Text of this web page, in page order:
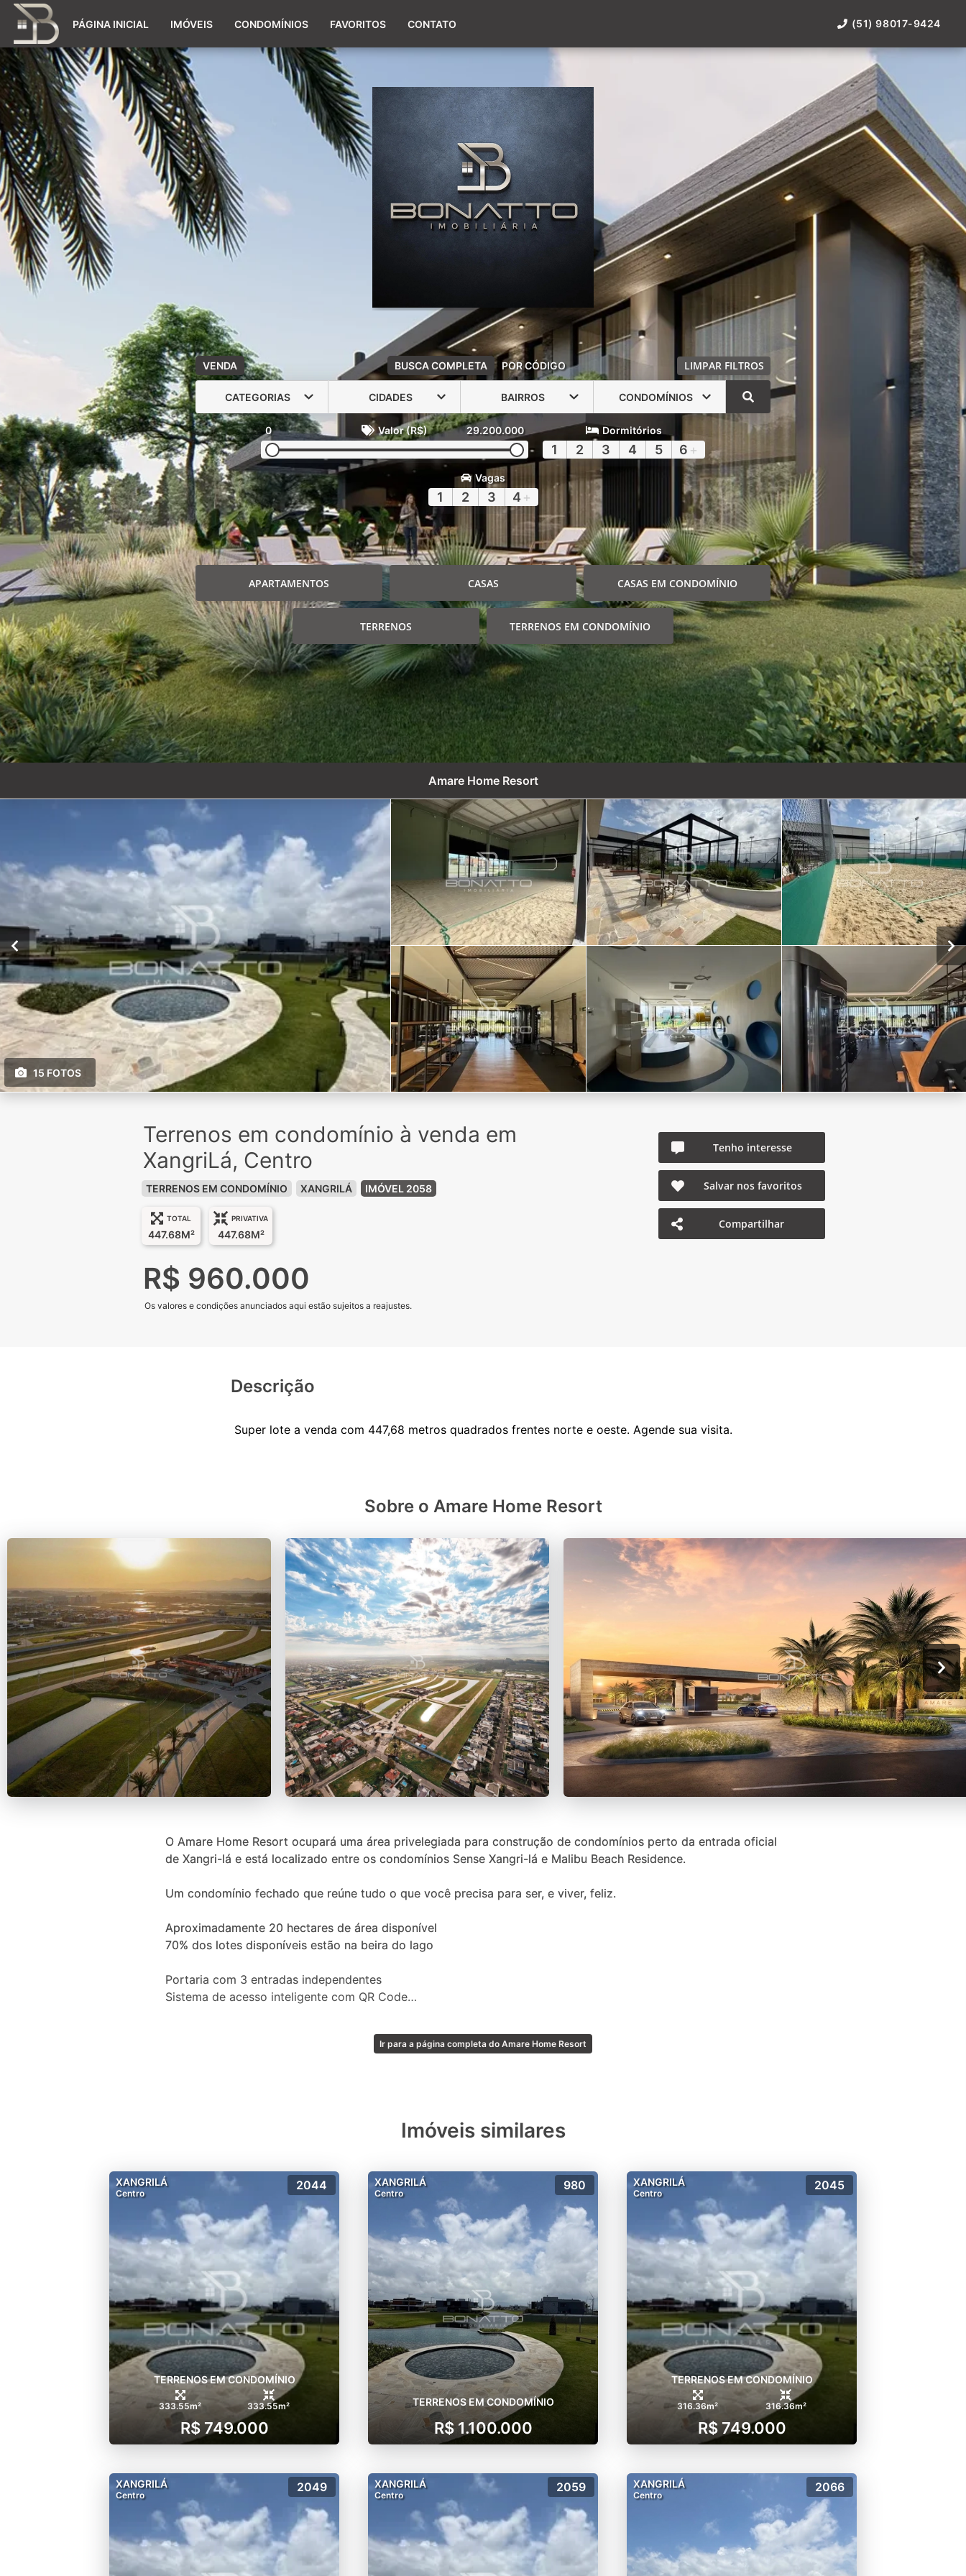
(51) 98017-9424
PÁGINA INICIAL IMÓVEIS CONDOMÍNIOS FAVORITOS CONTATO (51) 98017-9424
VENDA BUSCA COMPLETA POR CÓDIGO LIMPAR FILTROS
CATEGORIAS CIDADES BAIRROS CONDOMÍNIOS
0 Valor (R$) 29.200.000 Dormitórios
1 2 3 4 5 6 +
Vagas
1 2 3 4 +
APARTAMENTOS CASAS CASAS EM CONDOMÍNIO
TERRENOS TERRENOS EM CONDOMÍNIO
Amare Home Resort
15 FOTOS
Terrenos em condomínio à venda em
XangriLá, Centro
TERRENOS EM CONDOMÍNIO XANGRILÁ IMÓVEL 2058
TOTAL
447.68M²
PRIVATIVA
447.68M²
R$ 960.000
Os valores e condições anunciados aqui estão sujeitos a reajustes.
Tenho interesse
Salvar nos favoritos
Compartilhar
Descrição
Sobre o Amare Home Resort
O Amare Home Resort ocupará uma área privelegiada para construção de condomínios perto da entrada oficial
de Xangri-lá e está localizado entre os condomínios Sense Xangri-lá e Malibu Beach Residence.
Um condomínio fechado que reúne tudo o que você precisa para ser, e viver, feliz.
Aproximadamente 20 hectares de área disponível
70% dos lotes disponíveis estão na beira do lago
Portaria com 3 entradas independentes
Sistema de acesso inteligente com QR Code
Paradouro com lockers para pertences à beira-mar
Fundada há mais de 20 anos, a Dallasanta é uma das maiores gestoras de ativos imobiliários do Sul do Brasil.
O Amare Home Resort é um empreendimento que conta com a segurança e solidez de uma empresa experiente no
ramo de negócios imobiliários. A Dallasanta prioriza o desenvolvimento de projetos exclusivos, que buscam
proporcionar qualidade de vida e bem-estar aos usuários, em consonância com o meio ambiente e a sociedade.
A Salton Urbanismo, juntamente com a Conceito Engenharia, já entregou mais de 67 mil m2 de obras construídas
com alto padrão de qualidade.
Fundada no ano de 2003, a Salton Urbanismo se especializou em construções de alto padrão, buscando sempre a
excelência na qualidade construtiva. Na área de urbanismo, foi responsável pelo condomínio Malibu Beach
Residence em Xangri-lá.
Ir para a página completa do Amare Home Resort
Imóveis similares
XANGRILÁ
Centro
2044
TERRENOS EM CONDOMÍNIO
333.55m² 333.55m²
R$ 749.000
XANGRILÁ
Centro
980
TERRENOS EM CONDOMÍNIO
R$ 1.100.000
XANGRILÁ
Centro
2045
TERRENOS EM CONDOMÍNIO
316.36m² 316.36m²
R$ 749.000
XANGRILÁ
Centro
2049 XANGRILÁ
Centro
2059 XANGRILÁ
Centro
2066